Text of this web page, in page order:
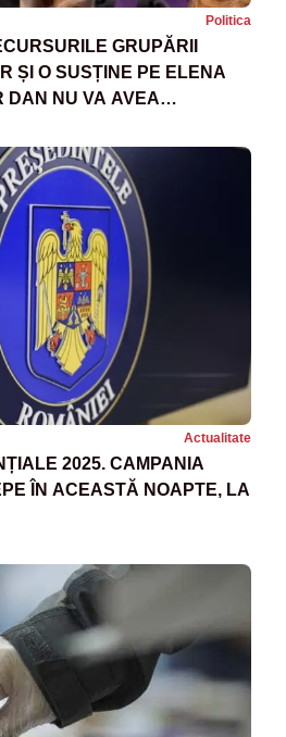
Politica
GRUPĂRII
ȘI O SUSȚINE PE ELENA
DAN NU VA AVEA
Actualitate
2025. CAMPANIA
ÎN ACEASTĂ NOAPTE, LA